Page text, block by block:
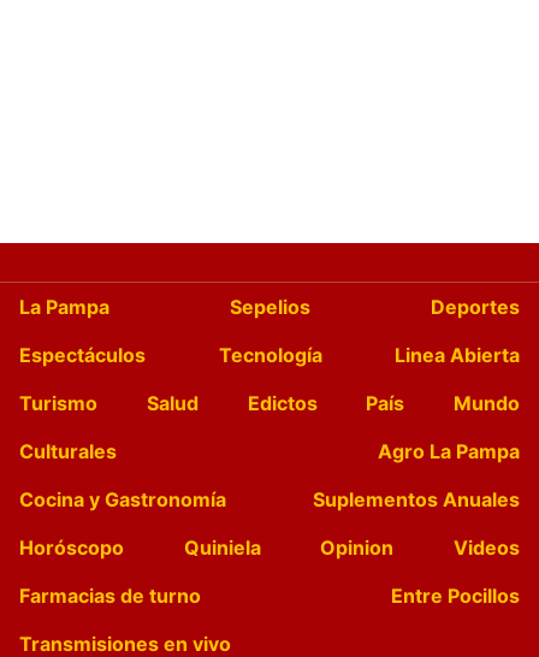
La Pampa Sepelios
Deportes
Espectáculos
Tecnología
Linea Abierta
Turismo
Salud Edictos País
Mundo
Culturales
Agro La Pampa
Cocina y Gastronomía
Suplementos Anuales
Horóscopo
Quiniela Opinion
Videos
Farmacias de turno
Entre Pocillos
Transmisiones en vivo